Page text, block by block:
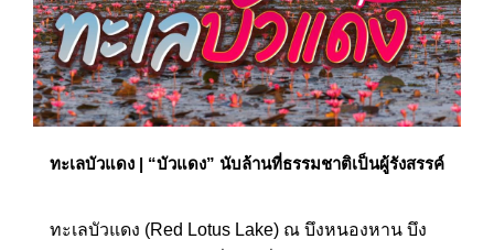
ทะเลบัวแดง | “บัวแดง” นับล้านที่ธรรมชาติเป็นผู้รังสรรค์
ทะเลบัวแดง (Red Lotus Lake) ณ บึงหนองหาน บึง